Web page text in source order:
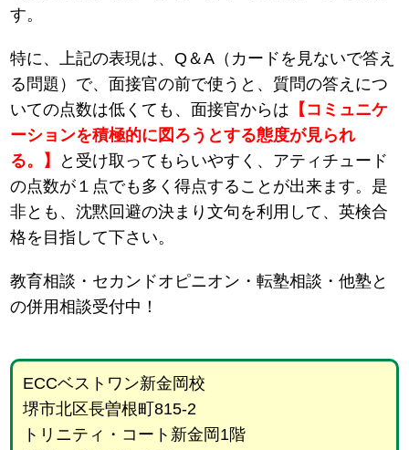
す。
特に、上記の表現は、Q＆A（カードを見ないで答え
る問題）で、面接官の前で使うと、質問の答えにつ
いての点数は低くても、面接官からは 【コミュニケ
ーションを積極的に図ろうとする態度が見られ
る。】
と受け取ってもらいやすく、アティチュード
の点数が１点でも多く得点することが出来ます。是
非とも、沈黙回避の決まり文句を利用して、英検合
格を目指して下さい。
教育相談・セカンドオピニオン・転塾相談・他塾と
の併用相談受付中！
ECCベストワン新金岡校
堺市北区長曽根町815-2
トリニティ・コート新金岡1階